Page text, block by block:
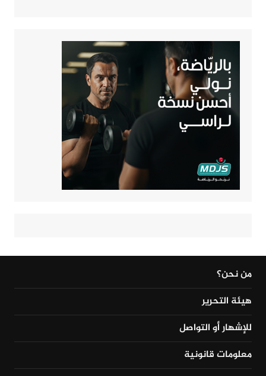
من نحن؟
هيئة التحرير
للإشهار أو التواصل
معلومات قانونية